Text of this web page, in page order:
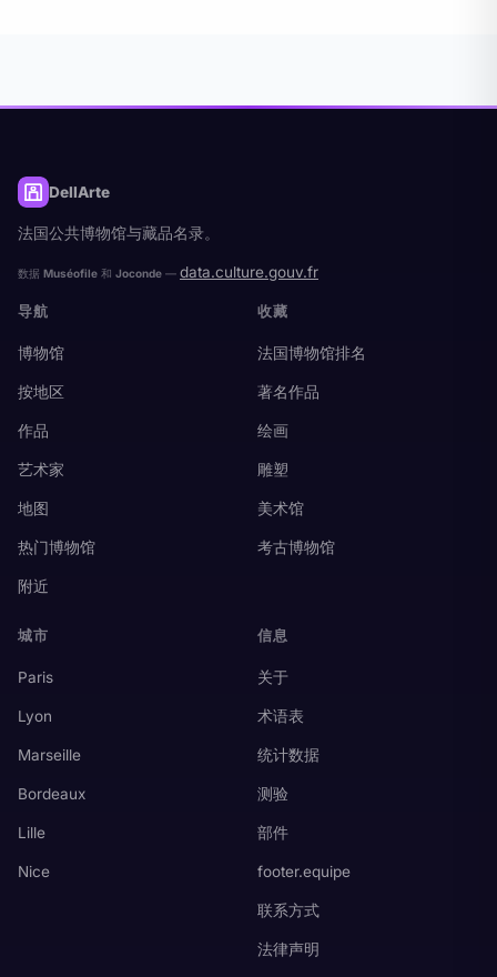
DellArte
法国公共博物馆与藏品名录。
数据 Muséofile 和 Joconde — data.culture.gouv.fr
导航
博物馆
按地区
作品
艺术家
地图
热门博物馆
附近
收藏
法国博物馆排名
著名作品
绘画
雕塑
美术馆
考古博物馆
城市
Paris
Lyon
Marseille
Bordeaux
Lille
Nice
信息
关于
术语表
统计数据
测验
部件
footer.equipe
联系方式
法律声明